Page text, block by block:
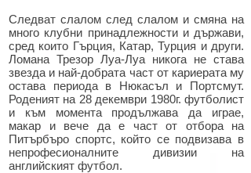
Следват слалом след слалом и смяна на
много клубни принадлежности и държави,
сред които Гърция, Катар, Турция и други.
Ломана Трезор Луа-Луа никога не става
звезда и най-добрата част от кариерата му
остава периода в Нюкасъл и Портсмут.
Роденият на 28 декември 1980г. футболист
и към момента продължава да играе,
макар и вече да е част от отбора на
Питърбъро спортс, който се подвизава в
непрофесионалните дивизии на
английският футбол.